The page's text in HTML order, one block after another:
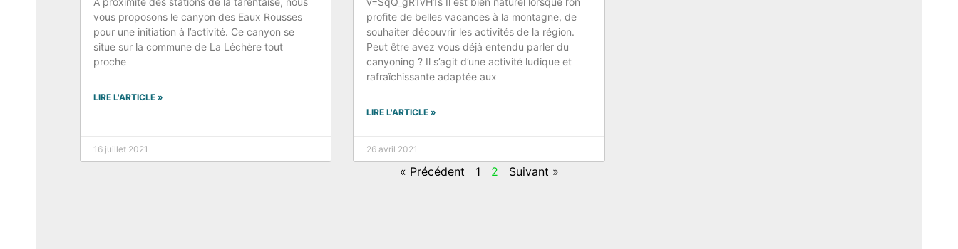
vous proposons le canyon des Eaux Rousses
pour une initiation à l’activité. Ce canyon se
situe sur la commune de La Léchère tout
proche
LIRE L'ARTICLE »
16 juillet 2021
profite de belles vacances à la montagne, de
souhaiter découvrir les activités de la région.
Peut être avez vous déjà entendu parler du
canyoning ? Il s’agit d’une activité ludique et
rafraîchissante adaptée aux
LIRE L'ARTICLE »
26 avril 2021
« Précédent 1 2 Suivant »